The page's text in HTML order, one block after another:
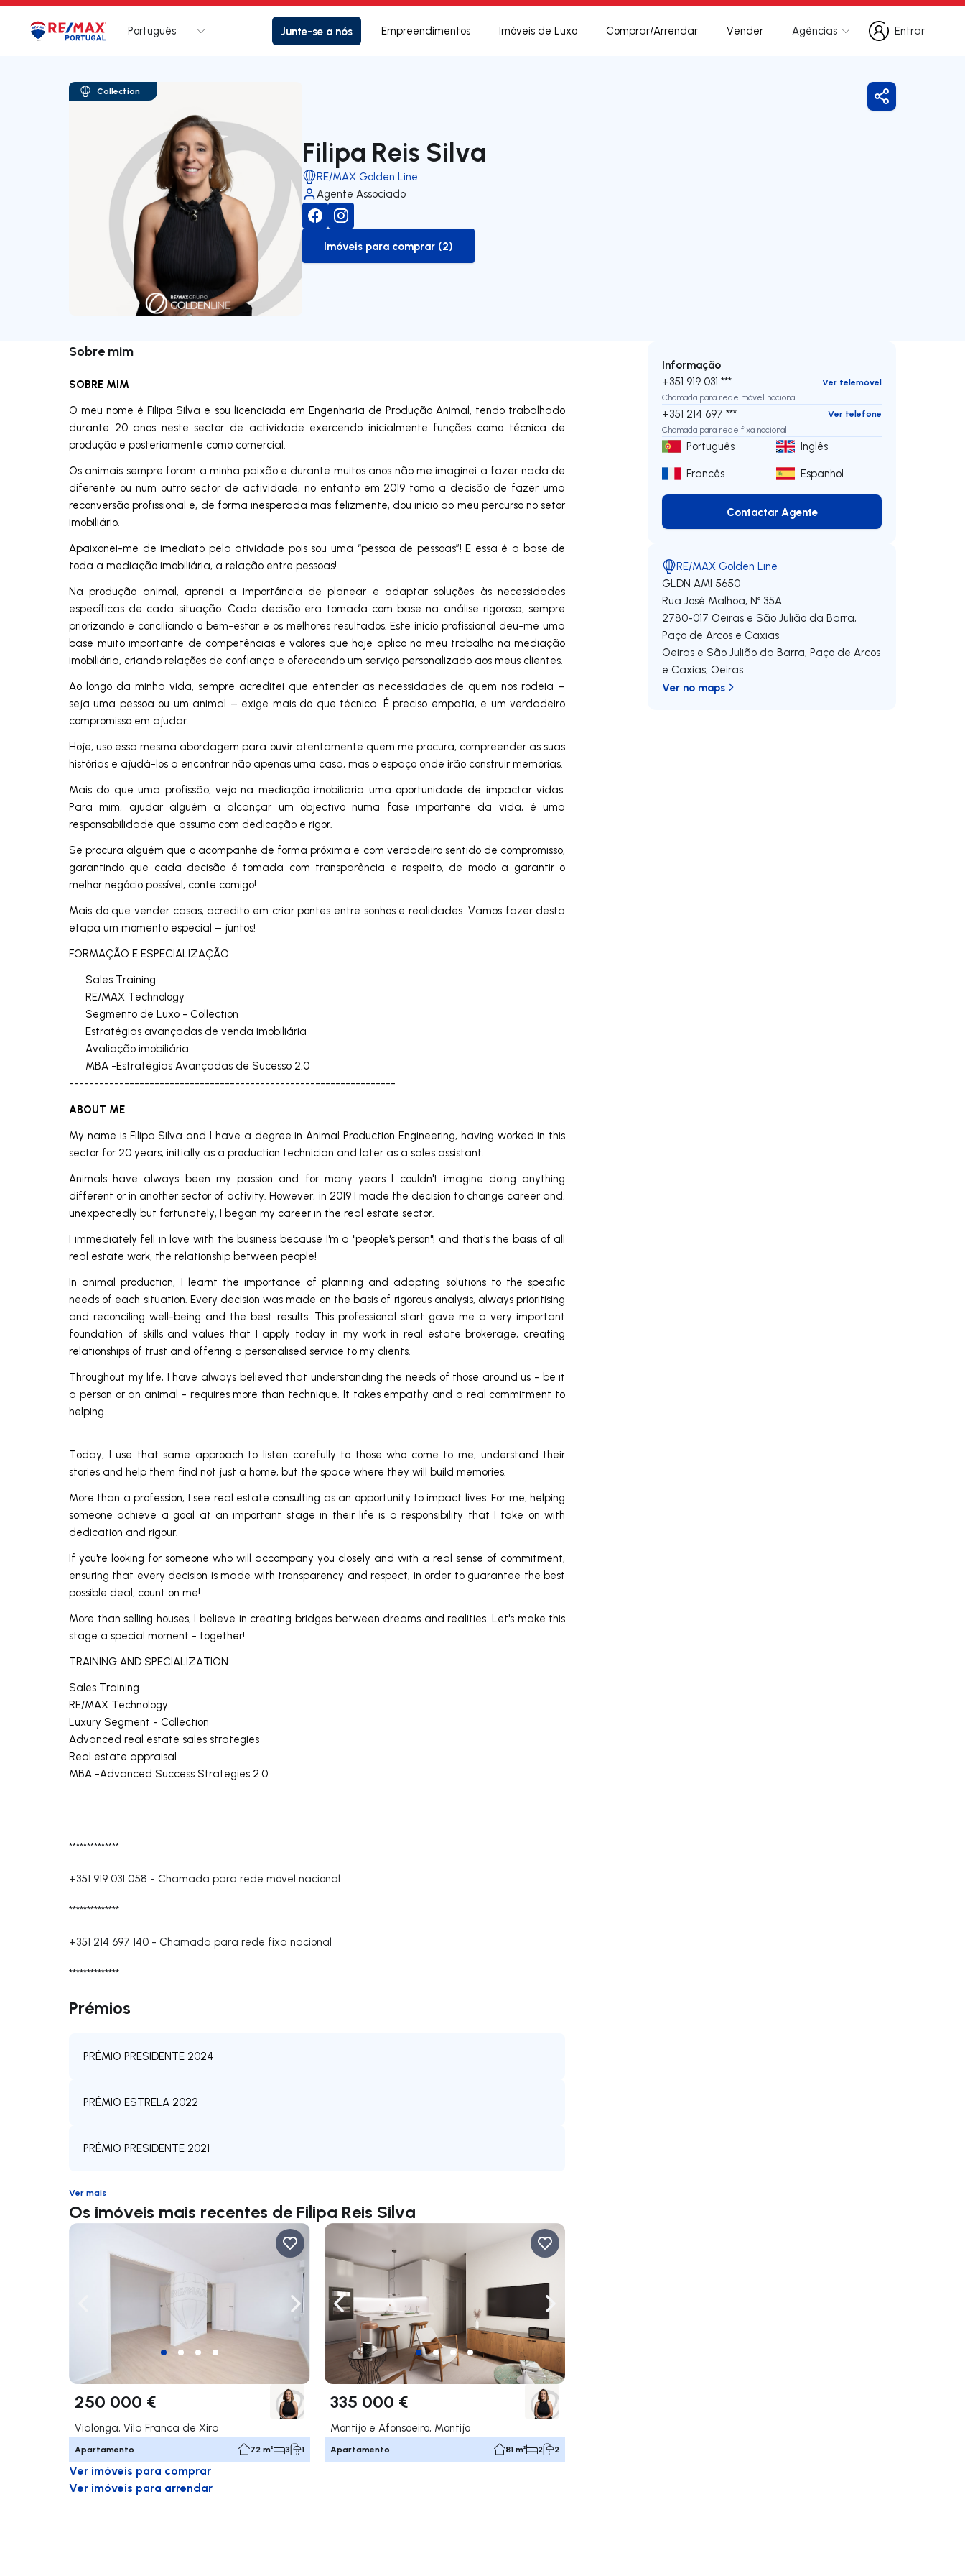
Logo Ir para página inicial
Português Junte-se a nós Empreendimentos Imóveis de Luxo Comprar/Arrendar Vender Agências
Entrar
Entrar
Collection
Filipa Reis Silva
RE/MAX Golden Line
Agente Associado
to-buy-listing
Imóveis para comprar (2)
Partilhar
Sobre mim
SOBRE MIM
O meu nome é Filipa Silva e sou licenciada em Engenharia de Produção Animal, tendo trabalhado
durante 20 anos neste sector de actividade exercendo inicialmente funções como técnica de
produção e posteriormente como comercial.
Os animais sempre foram a minha paixão e durante muitos anos não me imaginei a fazer nada de
diferente ou num outro sector de actividade, no entanto em 2019 tomo a decisão de fazer uma
reconversão profissional e, de forma inesperada mas felizmente, dou início ao meu percurso no setor
imobiliário.
Apaixonei-me de imediato pela atividade pois sou uma “pessoa de pessoas”! E essa é a base de
toda a mediação imobiliária, a relação entre pessoas!
Na produção animal, aprendi a importância de planear e adaptar soluções às necessidades
específicas de cada situação. Cada decisão era tomada com base na análise rigorosa, sempre
priorizando e conciliando o bem-estar e os melhores resultados. Este início profissional deu-me uma
base muito importante de competências e valores que hoje aplico no meu trabalho na mediação
imobiliária, criando relações de confiança e oferecendo um serviço personalizado aos meus clientes.
Ao longo da minha vida, sempre acreditei que entender as necessidades de quem nos rodeia –
seja uma pessoa ou um animal – exige mais do que técnica. É preciso empatia, e um verdadeiro
compromisso em ajudar.
Hoje, uso essa mesma abordagem para ouvir atentamente quem me procura, compreender as suas
histórias e ajudá-los a encontrar não apenas uma casa, mas o espaço onde irão construir memórias.
Mais do que uma profissão, vejo na mediação imobiliária uma oportunidade de impactar vidas.
Para mim, ajudar alguém a alcançar um objectivo numa fase importante da vida, é uma
responsabilidade que assumo com dedicação e rigor.
Se procura alguém que o acompanhe de forma próxima e com verdadeiro sentido de compromisso,
garantindo que cada decisão é tomada com transparência e respeito, de modo a garantir o
melhor negócio possível, conte comigo!
Mais do que vender casas, acredito em criar pontes entre sonhos e realidades. Vamos fazer desta
etapa um momento especial – juntos!
FORMAÇÃO E ESPECIALIZAÇÃO
Sales Training
RE/MAX Technology
Segmento de Luxo - Collection
Estratégias avançadas de venda imobiliária
Avaliação imobiliária
MBA -Estratégias Avançadas de Sucesso 2.0
-----------------------------------------------------------------
ABOUT ME
My name is Filipa Silva and I have a degree in Animal Production Engineering, having worked in this
sector for 20 years, initially as a production technician and later as a sales assistant.
Animals have always been my passion and for many years I couldn't imagine doing anything
different or in another sector of activity. However, in 2019 I made the decision to change career and,
unexpectedly but fortunately, I began my career in the real estate sector.
I immediately fell in love with the business because I'm a "people's person"! and that's the basis of all
real estate work, the relationship between people!
In animal production, I learnt the importance of planning and adapting solutions to the specific
needs of each situation. Every decision was made on the basis of rigorous analysis, always prioritising
and reconciling well-being and the best results. This professional start gave me a very important
foundation of skills and values that I apply today in my work in real estate brokerage, creating
relationships of trust and offering a personalised service to my clients.
Throughout my life, I have always believed that understanding the needs of those around us - be it
a person or an animal - requires more than technique. It takes empathy and a real commitment to
helping.
Today, I use that same approach to listen carefully to those who come to me, understand their
stories and help them find not just a home, but the space where they will build memories.
More than a profession, I see real estate consulting as an opportunity to impact lives. For me, helping
someone achieve a goal at an important stage in their life is a responsibility that I take on with
dedication and rigour.
If you're looking for someone who will accompany you closely and with a real sense of commitment,
ensuring that every decision is made with transparency and respect, in order to guarantee the best
possible deal, count on me!
More than selling houses, I believe in creating bridges between dreams and realities. Let's make this
stage a special moment - together!
TRAINING AND SPECIALIZATION
Sales Training
RE/MAX Technology
Luxury Segment - Collection
Advanced real estate sales strategies
Real estate appraisal
MBA -Advanced Success Strategies 2.0
**************
+351 919 031 058 - Chamada para rede móvel nacional
**************
+351 214 697 140 - Chamada para rede fixa nacional
**************
Prémios
PRÉMIO PRESIDENTE 2024
PRÉMIO ESTRELA 2022
PRÉMIO PRESIDENTE 2021
Ver mais
Os imóveis mais recentes de Filipa Reis Silva
Navegação para a esquerda Navegação para a direita
250 000 €
Vialonga, Vila Franca de Xira
Apartamento 72 m² 3 1
Navegação para a esquerda Navegação para a direita
335 000 €
Montijo e Afonsoeiro, Montijo
Apartamento 81 m² 2 2
Ver imóveis para comprar
Ver imóveis para arrendar
Informação
+351 919 031 ***
Ver telemóvel
Chamada para rede móvel nacional
+351 214 697 ***
Ver telefone
Chamada para rede fixa nacional
Português
Inglês
Francês
Espanhol
Contactar Agente
Contactar Agente
RE/MAX Golden Line
GLDN AMI 5650
Rua José Malhoa, Nº 35A
2780-017 Oeiras e São Julião da Barra,
Paço de Arcos e Caxias
Oeiras e São Julião da Barra, Paço de Arcos
e Caxias, Oeiras
Ver no maps